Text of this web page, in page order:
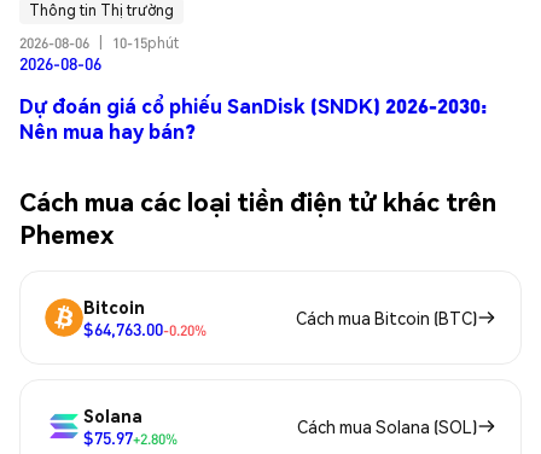
Thông tin Thị trường
2026-08-06
10-15phút
2026-08-06
Dự đoán giá cổ phiếu SanDisk (SNDK) 2026-2030:
Nên mua hay bán?
Cách mua các loại tiền điện tử khác trên
Phemex
Bitcoin
$64,763.00-0.20%
Cách mua Bitcoin (BTC)
Solana
$75.97+2.80%
Cách mua Solana (SOL)